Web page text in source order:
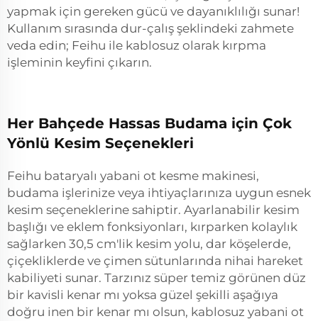
yapmak için gereken gücü ve dayanıklılığı sunar!
Kullanım sırasında dur-çalış şeklindeki zahmete
veda edin; Feihu ile kablosuz olarak kırpma
işleminin keyfini çıkarın.
Her Bahçede Hassas Budama için Çok
Yönlü Kesim Seçenekleri
Feihu bataryalı yabani ot kesme makinesi,
budama işlerinize veya ihtiyaçlarınıza uygun esnek
kesim seçeneklerine sahiptir. Ayarlanabilir kesim
başlığı ve eklem fonksiyonları, kırparken kolaylık
sağlarken 30,5 cm'lik kesim yolu, dar köşelerde,
çiçekliklerde ve çimen sütunlarında nihai hareket
kabiliyeti sunar. Tarzınız süper temiz görünen düz
bir kavisli kenar mı yoksa güzel şekilli aşağıya
doğru inen bir kenar mı olsun, kablosuz yabani ot